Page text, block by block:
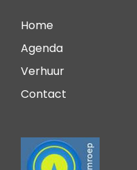
Home
Agenda
Verhuur
Contact